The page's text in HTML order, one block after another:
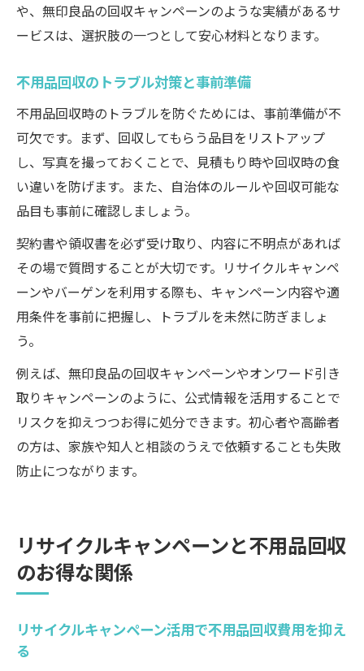
や、無印良品の回収キャンペーンのような実績があるサ
ービスは、選択肢の一つとして安心材料となります。
不用品回収のトラブル対策と事前準備
不用品回収時のトラブルを防ぐためには、事前準備が不
可欠です。まず、回収してもらう品目をリストアップ
し、写真を撮っておくことで、見積もり時や回収時の食
い違いを防げます。また、自治体のルールや回収可能な
品目も事前に確認しましょう。
契約書や領収書を必ず受け取り、内容に不明点があれば
その場で質問することが大切です。リサイクルキャンペ
ーンやバーゲンを利用する際も、キャンペーン内容や適
用条件を事前に把握し、トラブルを未然に防ぎましょ
う。
例えば、無印良品の回収キャンペーンやオンワード引き
取りキャンペーンのように、公式情報を活用することで
リスクを抑えつつお得に処分できます。初心者や高齢者
の方は、家族や知人と相談のうえで依頼することも失敗
防止につながります。
リサイクルキャンペーンと不用品回収
のお得な関係
リサイクルキャンペーン活用で不用品回収費用を抑え
る